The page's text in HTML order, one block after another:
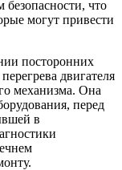
безопасности, что
могут привести
посторонних
двигателя
механизма. Она
перед
в